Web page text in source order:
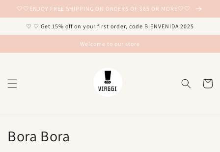
directamente
al contenido
🤍🤍ENJOY FREE SHIPPING ON ORDERS OF $85 OR MORE🤍🤍
♡ ♡ Get 15% off on your first order, code BIENVENIDA 2025
Welcome to our store
Carrito
C
Bora Bora